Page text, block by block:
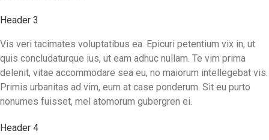
Header 3
Vis veri tacimates voluptatibus ea. Epicuri petentium vix in, ut
quis concludaturque ius, ut eam adhuc nullam. Te vim prima
delenit, vitae accommodare sea eu, no maiorum intellegebat vis.
Primis urbanitas ad vim, eum at case ponderum. Sit eu purto
nonumes fuisset, mel atomorum gubergren ei.
Header 4